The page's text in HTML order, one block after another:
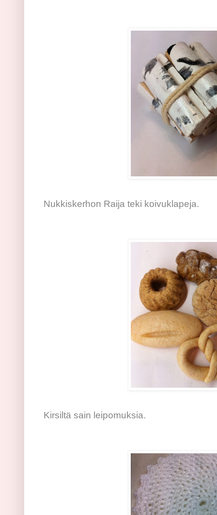
Nukkiskerhon Raija teki koivuklapeja.
Kirsiltä sain leipomuksia.